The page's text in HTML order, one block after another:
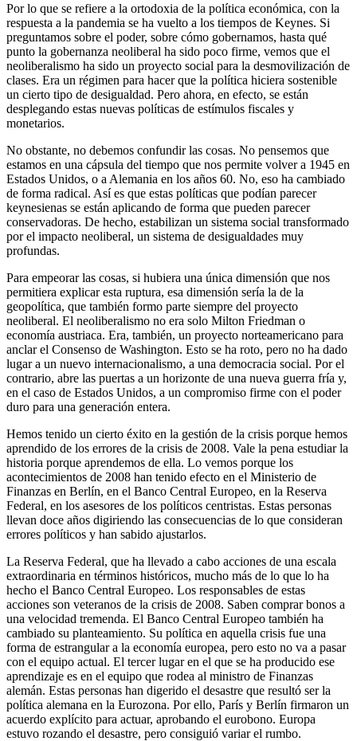
Por lo que se refiere a la ortodoxia de la política económica, con la
respuesta a la pandemia se ha vuelto a los tiempos de Keynes. Si
preguntamos sobre el poder, sobre cómo gobernamos, hasta qué
punto la gobernanza neoliberal ha sido poco firme, vemos que el
neoliberalismo ha sido un proyecto social para la desmovilización de
clases. Era un régimen para hacer que la política hiciera sostenible
un cierto tipo de desigualdad. Pero ahora, en efecto, se están
desplegando estas nuevas políticas de estímulos fiscales y
monetarios.
No obstante, no debemos confundir las cosas. No pensemos que
estamos en una cápsula del tiempo que nos permite volver a 1945 en
Estados Unidos, o a Alemania en los años 60. No, eso ha cambiado
de forma radical. Así es que estas políticas que podían parecer
keynesienas se están aplicando de forma que pueden parecer
conservadoras. De hecho, estabilizan un sistema social transformado
por el impacto neoliberal, un sistema de desigualdades muy
profundas.
Para empeorar las cosas, si hubiera una única dimensión que nos
permitiera explicar esta ruptura, esa dimensión sería la de la
geopolítica, que también formo parte siempre del proyecto
neoliberal. El neoliberalismo no era solo Milton Friedman o
economía austriaca. Era, también, un proyecto norteamericano para
anclar el Consenso de Washington. Esto se ha roto, pero no ha dado
lugar a un nuevo internacionalismo, a una democracia social. Por el
contrario, abre las puertas a un horizonte de una nueva guerra fría y,
en el caso de Estados Unidos, a un compromiso firme con el poder
duro para una generación entera.
Hemos tenido un cierto éxito en la gestión de la crisis porque hemos
aprendido de los errores de la crisis de 2008. Vale la pena estudiar la
historia porque aprendemos de ella. Lo vemos porque los
acontecimientos de 2008 han tenido efecto en el Ministerio de
Finanzas en Berlín, en el Banco Central Europeo, en la Reserva
Federal, en los asesores de los políticos centristas. Estas personas
llevan doce años digiriendo las consecuencias de lo que consideran
errores políticos y han sabido ajustarlos.
La Reserva Federal, que ha llevado a cabo acciones de una escala
extraordinaria en términos históricos, mucho más de lo que lo ha
hecho el Banco Central Europeo. Los responsables de estas
acciones son veteranos de la crisis de 2008. Saben comprar bonos a
una velocidad tremenda. El Banco Central Europeo también ha
cambiado su planteamiento. Su política en aquella crisis fue una
forma de estrangular a la economía europea, pero esto no va a pasar
con el equipo actual. El tercer lugar en el que se ha producido ese
aprendizaje es en el equipo que rodea al ministro de Finanzas
alemán. Estas personas han digerido el desastre que resultó ser la
política alemana en la Eurozona. Por ello, París y Berlín firmaron un
acuerdo explícito para actuar, aprobando el eurobono. Europa
estuvo rozando el desastre, pero consiguió variar el rumbo.